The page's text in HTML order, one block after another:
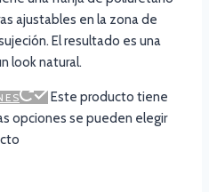
ajustables en la zona de
El resultado es una
look natural.
Este producto tiene
opciones se pueden elegir